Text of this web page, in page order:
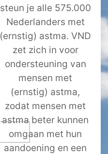
steun je alle 575.000
Nederlanders met
(ernstig) astma. VND
zet zich in voor
ondersteuning van
mensen met
(ernstig) astma,
zodat mensen met
astma beter kunnen
omgaan met hun
aandoening en een